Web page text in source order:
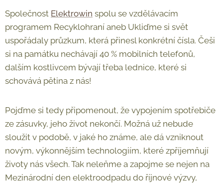
Společnost Elektrowin spolu se vzdělávacím
programem Recyklohraní aneb Ukliďme si svět
uspořádaly průzkum, která přinesl konkrétní čísla. Češi
si na památku nechávají 40 % mobilních telefonů,
dalším kostlivcem bývají třeba lednice, které si
schovává pětina z nás!
Pojďme si tedy připomenout, že vypojením spotřebiče
ze zásuvky, jeho život nekončí. Možná už nebude
sloužit v podobě, v jaké ho známe, ale dá vzniknout
novým, výkonnějším technologiím, které zpříjemňují
životy nás všech. Tak neleňme a zapojme se nejen na
Mezinárodní den elektroodpadu do říjnové výzvy,